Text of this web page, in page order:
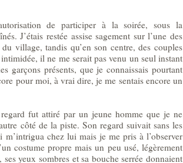
de participer à la soirée, sous la
J’étais restée assise sagement sur l’une des
village, tandis qu’en son centre, des couples
il ne me serait pas venu un seul instant
garçons présents, que je connaissais pourtant
pour moi, à vrai dire, je me sentais encore un
fut attiré par un jeune homme que je ne
côté de la piste. Son regard suivait sans les
chez lui mais je me pris à l’observer
costume propre mais un peu usé, légèrement
yeux sombres et sa bouche serrée donnaient